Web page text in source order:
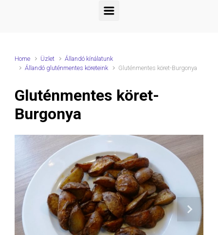
Home Üzlet
Állandó kínálatunk
Állandó gluténmentes köreteink
Gluténmentes köret-Burgonya
Gluténmentes köret-
Burgonya
Next